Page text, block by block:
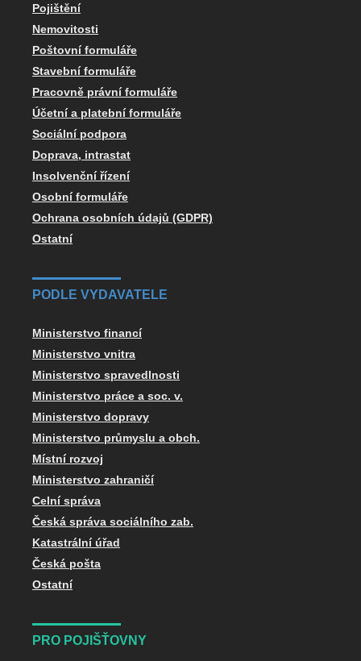
Pojištění
Nemovitosti
Poštovní formuláře
Stavební formuláře
Pracovně právní formuláře
Účetní a platební formuláře
Sociální podpora
Doprava, intrastat
Insolvenční řízení
Osobní formuláře
Ochrana osobních údajů (GDPR)
Ostatní
PODLE VYDAVATELE
Ministerstvo financí
Ministerstvo vnitra
Ministerstvo spravedlnosti
Ministerstvo práce a soc. v.
Ministerstvo dopravy
Ministerstvo průmyslu a obch.
Místní rozvoj
Ministerstvo zahraničí
Celní správa
Česká správa sociálního zab.
Katastrální úřad
Česká pošta
Ostatní
PRO POJIŠŤOVNY